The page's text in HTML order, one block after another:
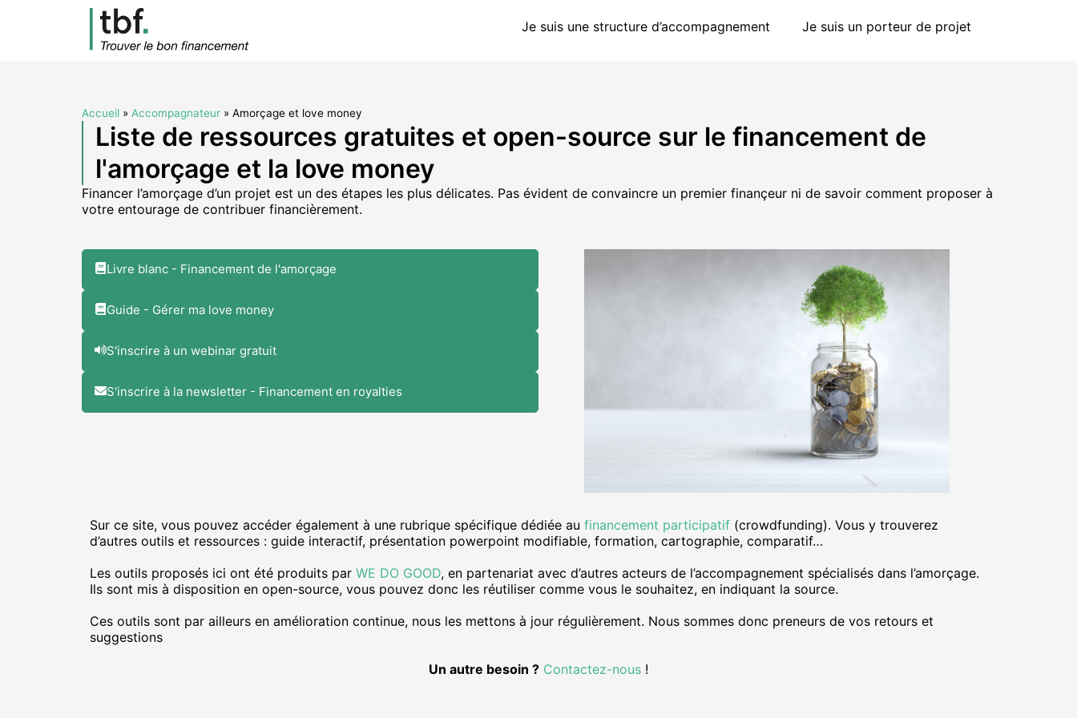
Je suis une structure d’accompagnement Je suis un porteur de projet
Accueil » Accompagnateur » Amorçage et love money
Liste de ressources gratuites et open-source sur le financement de
l'amorçage et la love money
Financer l’amorçage d’un projet est un des étapes les plus délicates. Pas évident de convaincre un premier finançeur ni de savoir comment proposer à
votre entourage de contribuer financièrement.
Livre blanc - Financement de l'amorçage
Guide - Gérer ma love money
S'inscrire à un webinar gratuit
S'inscrire à la newsletter - Financement en royalties
Sur ce site, vous pouvez accéder également à une rubrique spécifique dédiée au financement participatif (crowdfunding). Vous y trouverez
d’autres outils et ressources : guide interactif, présentation powerpoint modifiable, formation, cartographie, comparatif…
Les outils proposés ici ont été produits par WE DO GOOD, en partenariat avec d’autres acteurs de l’accompagnement spécialisés dans l’amorçage.
Ils sont mis à disposition en open-source, vous pouvez donc les réutiliser comme vous le souhaitez, en indiquant la source.
Ces outils sont par ailleurs en amélioration continue, nous les mettons à jour régulièrement. Nous sommes donc preneurs de vos retours et
suggestions
Un autre besoin ? Contactez-nous !